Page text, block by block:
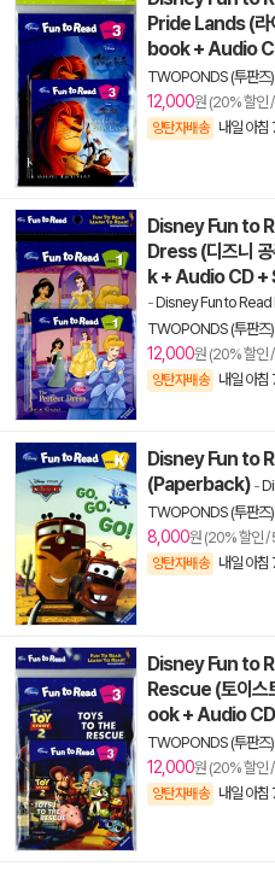
Pride Lands (
book + Audio
TWOPONDS (투판즈)
12,000원 (20% 할인
양탄자배송 내일 아침
Disney Fun to
Dress (디즈니
k + Audio CD
-Disney Fun to Read
TWOPONDS (투판즈)
12,000원 (20% 할인
양탄자배송 내일 아침
Disney Fun to
(Paperback) -
TWOPONDS (투판즈)
8,000원 (20% 할인 /
양탄자배송 내일 아침
Disney Fun to
Rescue (토이
ook + Audio
TWOPONDS (투판즈)
12,000원 (20% 할인
양탄자배송 내일 아침